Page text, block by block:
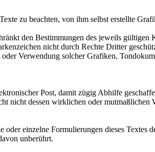
zu beachten, von ihm selbst erstellte
den Bestimmungen des jeweils gültigen
nicht durch Rechte Dritter
Verwendung solcher Grafiken,
Post, damit zügig Abhilfe
nicht dessen wirklichen oder mutmaßlichen
einzelne Formulierungen dieses Textes
unberührt.